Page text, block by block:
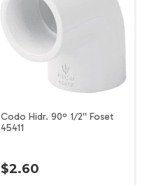
Codo Hidr. 90º 1/2'' Foset
45411
$2.60